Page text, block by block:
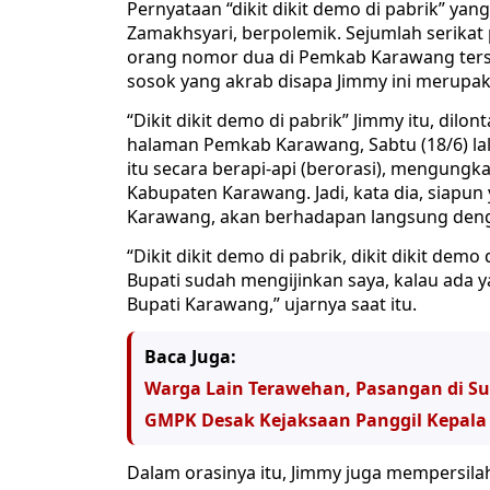
Pernyataan “dikit dikit demo di pabrik”
Zamakhsyari, berpolemik. Sejumlah
orang nomor dua di Pemkab Karawang
sosok yang akrab disapa Jimmy ini
“Dikit dikit demo di pabrik” Jimmy itu,
halaman Pemkab Karawang, Sabtu (18/6)
itu secara berapi-api (berorasi),
Kabupaten Karawang. Jadi, kata dia,
Karawang, akan berhadapan langsung
“Dikit dikit demo di pabrik, dikit dikit demo
Bupati sudah mengijinkan saya, kalau ada
Bupati Karawang,” ujarnya saat itu.
Baca Juga:
Warga Lain Terawehan, Pasangan di
GMPK Desak Kejaksaan Panggil
Dalam orasinya itu, Jimmy juga